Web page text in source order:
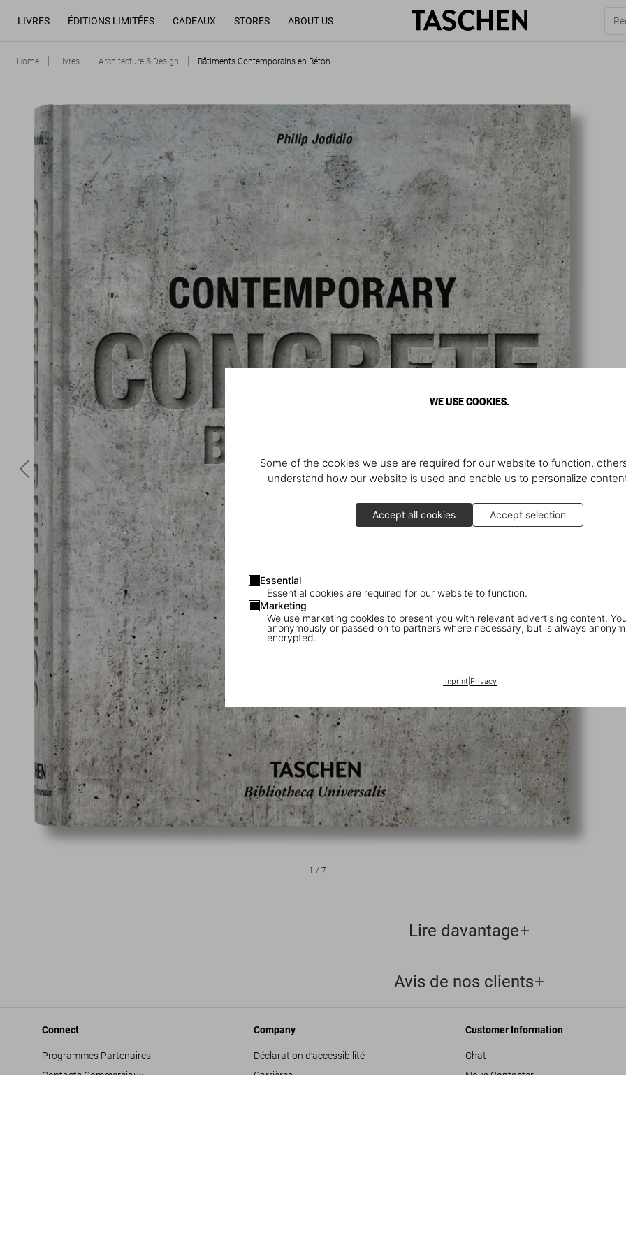
WE USE COOKIES.
Some of the cookies we use are required for our website to function,
understand how our website is used and enable us to personalize
Accept all cookies Accept selection
Essential
Essential cookies are required for our website to function.
Marketing
We use marketing cookies to present you with relevant advertising content.
anonymously or passed on to partners where necessary, but is always
encrypted.
Imprint| Privacy
LIVRES ÉDITIONS LIMITÉES CADEAUX STORES ABOUT US
Home Livres Architecture & Design Bâtiments Contemporains en Béton
1 /7
Lire davantage
Avis de nos clients
Connect
Programmes Partenaires
Contacts Commerciaux
Company
Déclaration d’accessibilité
Carrières
Customer Information
Chat
Nous Contacter